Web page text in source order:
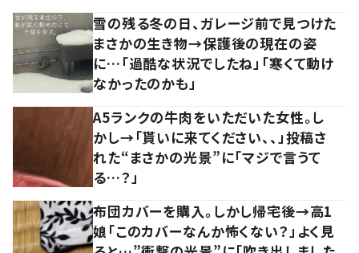
雪の残る冬の日、ガレージ前で見つけた
まさかの生き物→保護後の現在の姿
に…「過酷な状況でしたね」「寒くて動け
なかったのかも」
A5ランクの牛肉をいただいた女性。し
かし→「貰いに来てください、、」投稿さ
れた“まさかの光景”に「マジで言うて
る…？」
布団カバーを購入。しかし帰宅後→高1
娘「このカバーなんか怖くない？」よく見